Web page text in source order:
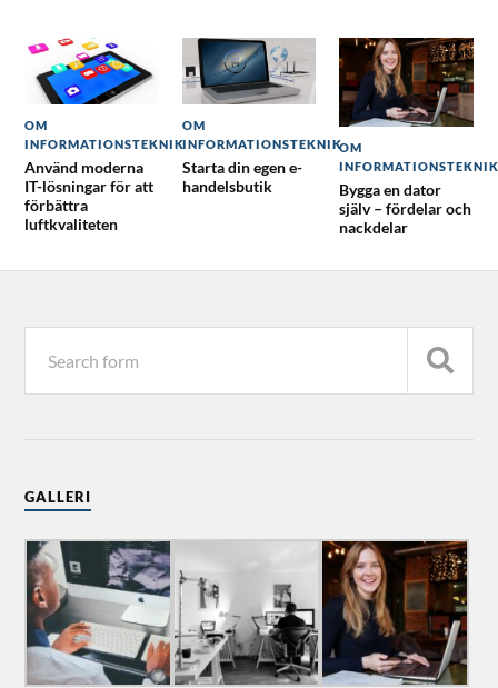
OM
INFORMATIONSTEKNIK
Använd moderna
IT-lösningar för att
förbättra
luftkvaliteten
OM
INFORMATIONSTEKNIK
Starta din egen e-
handelsbutik
OM
INFORMATIONSTEKNIK
Bygga en dator
själv – fördelar och
nackdelar
GALLERI